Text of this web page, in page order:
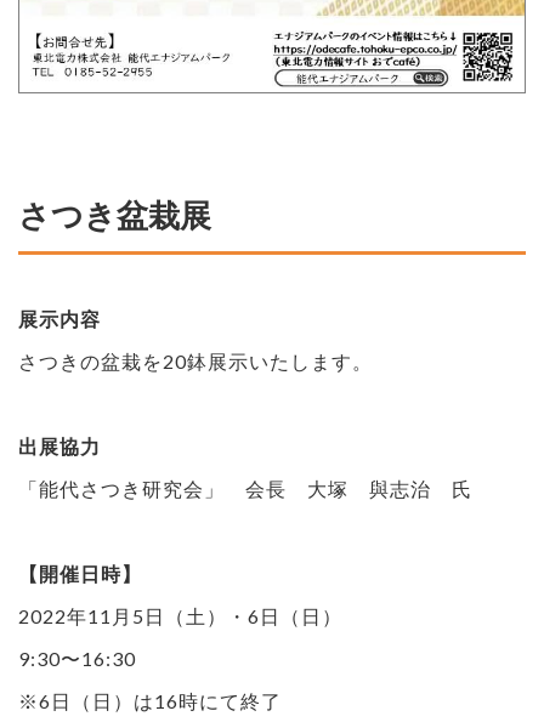
さつき盆栽展
展示内容
さつきの盆栽を20鉢展示いたします。
出展協力
「能代さつき研究会」 会長 大塚 與志治 氏
【開催日時】
2022年11月5日（土）・6日（日）
9:30〜16:30
※6日（日）は16時にて終了